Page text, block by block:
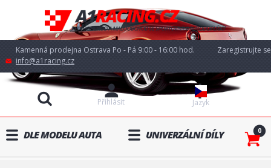
Kamenná prodejna Ostrava Po - Pá 9:00 - 16:00 hod.
info@a1racing.cz
Jazyk
Přihlásit
Zaregistrujte se
DLE MODELU AUTA UNIVERZÁLNÍ DÍLY 0